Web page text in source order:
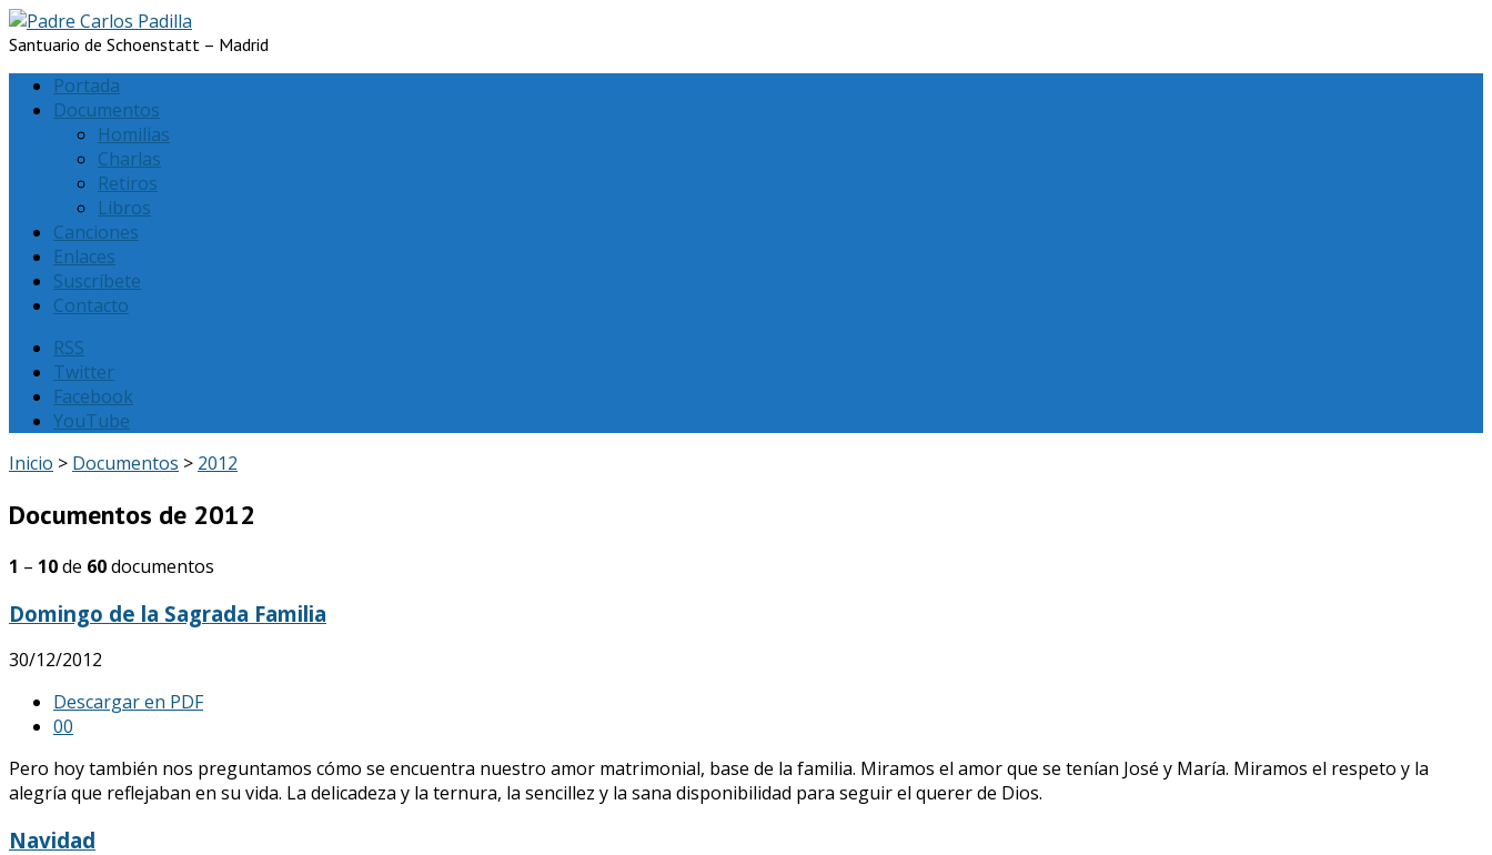
Santuario de Schoenstatt – Madrid
Portada
Documentos
Homilias
Charlas
Retiros
Libros
Canciones
Enlaces
Suscríbete
Contacto
RSS
Twitter
Facebook
YouTube
Inicio > Documentos > 2012
Documentos de 2012
1 – 10de 60documentos
Domingo de la Sagrada Familia
30/12/2012
Descargar en PDF
00
Pero hoy también nos preguntamos cómo se encuentra nuestro amor matrimonial, base de la familia. Miramos el amor que se tenían José y María. Miramos el respeto y la
alegría que reflejaban en su vida. La delicadeza y la ternura, la sencillez y la sana disponibilidad para seguir el querer de Dios.
Navidad